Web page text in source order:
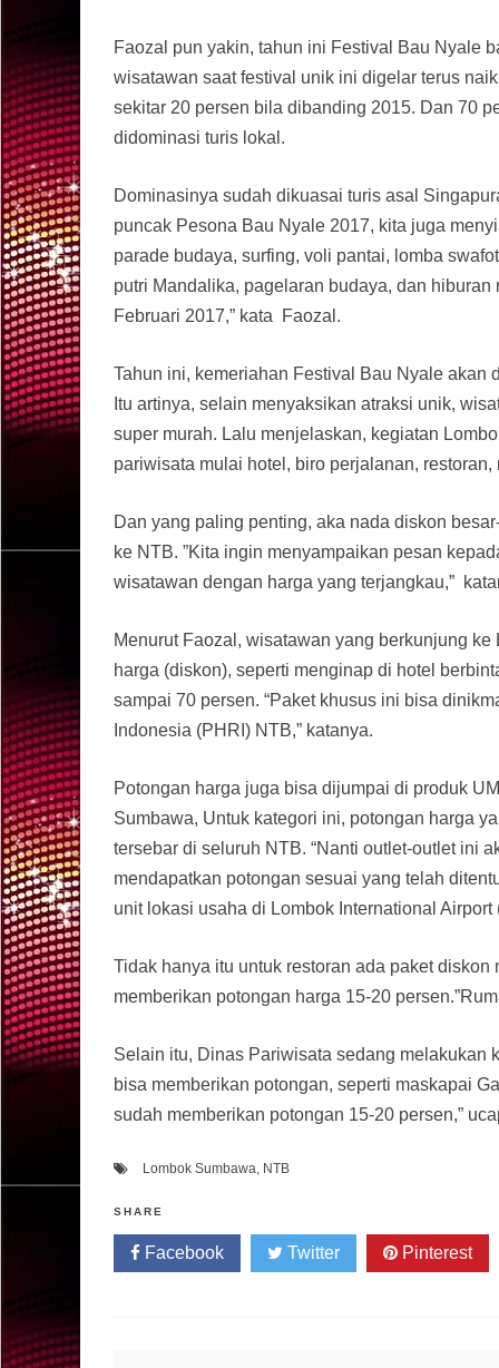
Faozal pun yakin, tahun ini Festival Bau Nyale
wisatawan saat festival unik ini digelar terus
sekitar 20 persen bila dibanding 2015. Dan 70
didominasi turis lokal.
Dominasinya sudah dikuasai turis asal
puncak Pesona Bau Nyale 2017, kita juga
parade budaya, surfing, voli pantai, lomba
putri Mandalika, pagelaran budaya, dan
Februari 2017,” kata Faozal.
Tahun ini, kemeriahan Festival Bau Nyale
Itu artinya, selain menyaksikan atraksi unik,
super murah. Lalu menjelaskan, kegiatan
pariwisata mulai hotel, biro perjalanan,
Dan yang paling penting, aka nada diskon
ke NTB. ”Kita ingin menyampaikan pesan
wisatawan dengan harga yang terjangkau,”
Menurut Faozal, wisatawan yang berkunjung
harga (diskon), seperti menginap di hotel
sampai 70 persen. “Paket khusus ini bisa
Indonesia (PHRI) NTB,” katanya.
Potongan harga juga bisa dijumpai di produk
Sumbawa, Untuk kategori ini, potongan harga
tersebar di seluruh NTB. “Nanti outlet-outlet ini
mendapatkan potongan sesuai yang telah
unit lokasi usaha di Lombok International Airport
Tidak hanya itu untuk restoran ada paket
memberikan potongan harga 15-20
Selain itu, Dinas Pariwisata sedang melakukan
bisa memberikan potongan, seperti maskapai
sudah memberikan potongan 15-20 persen,”
Lombok Sumbawa NTB
SHARE
Facebook Twitter Pinterest